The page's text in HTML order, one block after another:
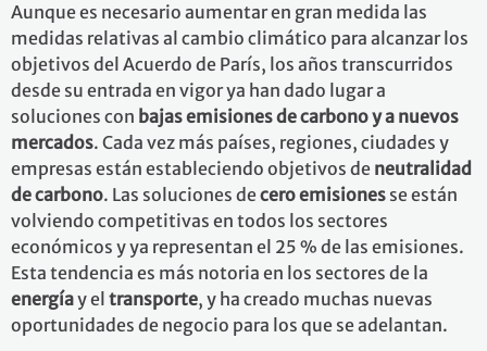
Aunque es necesario aumentar en gran medida las
medidas relativas al cambio climático para alcanzar los
objetivos del Acuerdo de París, los años transcurridos
desde su entrada en vigor ya han dado lugar a
soluciones con bajas emisiones de carbono y a nuevos
mercados. Cada vez más países, regiones, ciudades y
empresas están estableciendo objetivos de neutralidad
de carbono. Las soluciones decero emisiones se están
volviendo competitivas en todos los sectores
económicos y ya representan el 25 % de las emisiones.
Esta tendencia es más notoria en los sectores de la
energíay el transporte, y ha creado muchas nuevas
oportunidades de negocio para los que se adelantan.